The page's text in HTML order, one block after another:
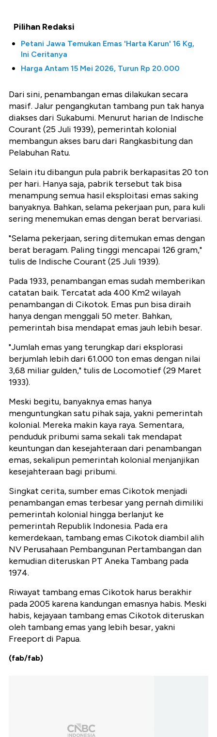
Pilihan Redaksi
Petani Jawa Temukan Emas 'Harta Karun' 16 Kg,
Ini Ceritanya
Harga Antam 15 Mei 2026, Turun Rp 20.000
Dari sini, penambangan emas dilakukan secara
masif. Jalur pengangkutan tambang pun tak hanya
diakses dari Sukabumi. Menurut harian de Indische
Courant (25 Juli 1939), pemerintah kolonial
membangun akses baru dari Rangkasbitung dan
Pelabuhan Ratu.
Selain itu dibangun pula pabrik berkapasitas 20 ton
per hari. Hanya saja, pabrik tersebut tak bisa
menampung semua hasil eksploitasi emas saking
banyaknya. Bahkan, selama pekerjaan pun, para kuli
sering menemukan emas dengan berat bervariasi.
"Selama pekerjaan, sering ditemukan emas dengan
berat beragam. Paling tinggi mencapai 126 gram,"
tulis de Indische Courant (25 Juli 1939).
Pada 1933, penambangan emas sudah memberikan
catatan baik. Tercatat ada 400 Km2 wilayah
penambangan di Cikotok. Emas pun bisa diraih
hanya dengan menggali 50 meter. Bahkan,
pemerintah bisa mendapat emas jauh lebih besar.
"Jumlah emas yang terungkap dari eksplorasi
berjumlah lebih dari 61.000 ton emas dengan nilai
3,68 miliar gulden," tulis de Locomotief (29 Maret
1933).
Meski begitu, banyaknya emas hanya
menguntungkan satu pihak saja, yakni pemerintah
kolonial. Mereka makin kaya raya. Sementara,
penduduk pribumi sama sekali tak mendapat
keuntungan dan kesejahteraan dari penambangan
emas, sekalipun pemerintah kolonial menjanjikan
kesejahteraan bagi pribumi.
Singkat cerita, sumber emas Cikotok menjadi
penambangan emas terbesar yang pernah dimiliki
pemerintah kolonial hingga berlanjut ke
pemerintah Republik Indonesia. Pada era
kemerdekaan, tambang emas Cikotok diambil alih
NV Perusahaan Pembangunan Pertambangan dan
kemudian diteruskan PT Aneka Tambang pada
1974.
Riwayat tambang emas Cikotok harus berakhir
pada 2005 karena kandungan emasnya habis. Meski
habis, kejayaan tambang emas Cikotok diteruskan
oleh tambang emas yang lebih besar, yakni
Freeport di Papua.
(fab/fab)